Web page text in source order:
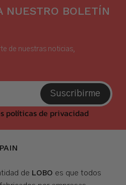
NUESTRO BOLETÍN
de nuestras noticias,
Suscribirme
políticas de privacidad
de LOBO es que todos